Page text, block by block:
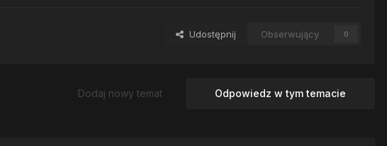
Udostępnij Obserwujący 0
Odpowiedz w tym temacie
Dodaj nowy temat